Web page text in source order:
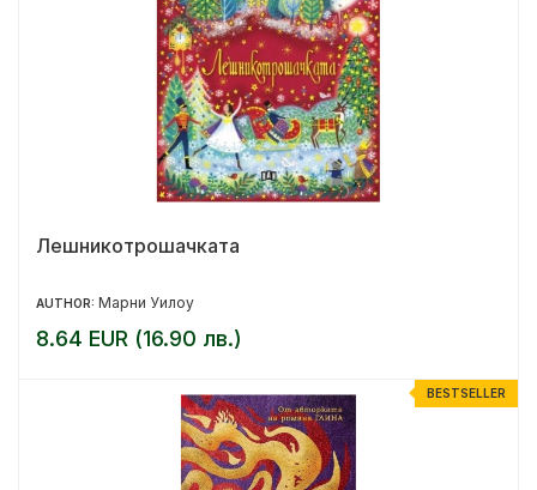
Лешникотрошачката
AUTHOR: Марни Уилоу
8.64 EUR (16.90 лв.)
BESTSELLER